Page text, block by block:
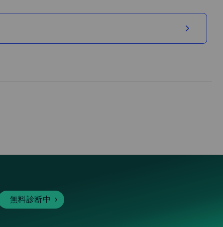
無料診断中